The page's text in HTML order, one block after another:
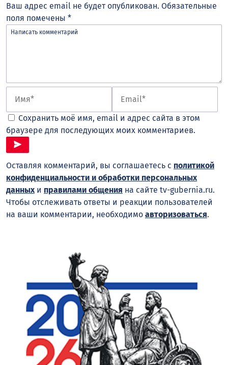
Ваш адрес email не будет опубликован. Обязательные
поля помечены *
Сохранить моё имя, email и адрес сайта в этом
браузере для последующих моих комментариев.
Оставляя комментарий, вы соглашаетесь с политикой
конфиденциальности и обработки персональных
данных и правилами общения на сайте tv-gubernia.ru.
Чтобы отслеживать ответы и реакции пользователей
на ваши комментарии, необходимо авторизоваться.